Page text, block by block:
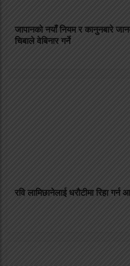
जापानको नयाँ नियम र कानुनबारे
चिबाले वेबिनार गर्ने
रवि लामिछानेलाई धरौटीमा रिहा गर्न